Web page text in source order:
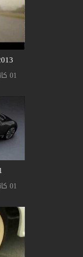
01 كانون الثاني 2013, 12:00 ص
01 كانون الثاني 2013, 12:00 ص